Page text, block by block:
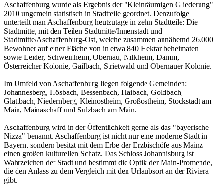
Aschaffenburg wurde als Ergebnis der "Kleinräumigen Gliederung"
2010 ungemein statistisch in Stadtteile geordnet. Denzufolge
unterteilt man Aschaffenburg heutzutage in zehn Stadtteile: Die
Stadtmitte, mit den Teilen Stadtmitte/Innenstadt und
Stadtmitte/Aschaffenburg-Ost, welche zusammen annähernd 26.000
Bewohner auf einer Fläche von in etwa 840 Hektar beheimaten
sowie Leider, Schweinheim, Obernau, Nilkheim, Damm,
Österreicher Kolonie, Gailbach, Strietwald und Obernauer Kolonie.
Im Umfeld von Aschaffenburg liegen folgende Gemeinden:
Johannesberg, Hösbach, Bessenbach, Haibach, Goldbach,
Glattbach, Niedernberg, Kleinostheim, Großostheim, Stockstadt am
Main, Mainaschaff und Sulzbach am Main.
Aschaffenburg wird in der Öffentlichkeit gerne als das "bayerische
Nizza" benannt. Aschaffenburg ist nicht nur eine moderne Stadt in
Bayern, sondern besitzt mit dem Erbe der Erzbischöfe aus Mainz
einen großen kulturellen Schatz. Das Schloss Johannisburg ist
Wahrzeichen der Stadt und bestimmt die Optik der Main-Promende,
die den Anlass zu dem Vergleich mit den Urlaubsort an der Riviera
gibt.